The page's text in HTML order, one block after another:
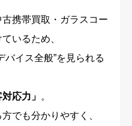
携帯買取・ガラスコー
いるため、
バイス全般”を見られる
応力」 。
でも分かりやすく、